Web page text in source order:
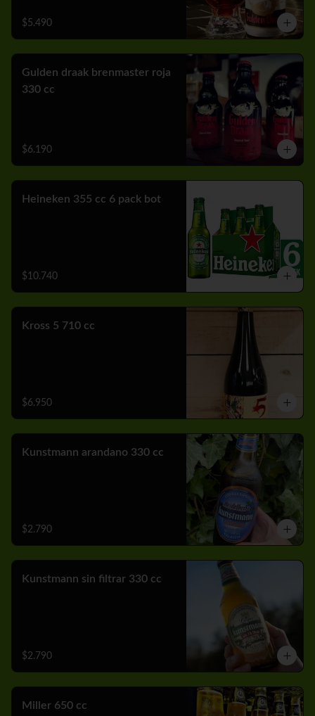
$5.490
Gulden draak brenmaster roja
330 cc
$6.190
Heineken 355 cc 6 pack bot
$10.740
Kross 5 710 cc
$6.950
Kunstmann arandano 330 cc
$2.790
Kunstmann sin filtrar 330 cc
$2.790
Miller 650 cc